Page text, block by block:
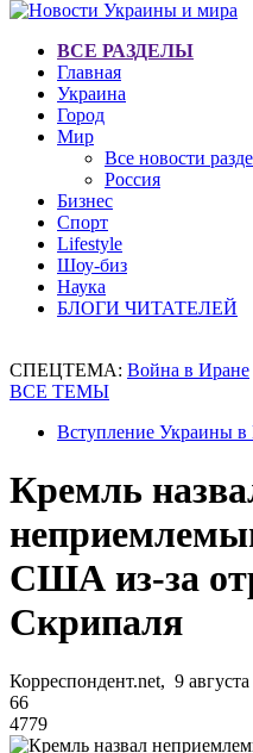
ВСЕ РАЗДЕЛЫ
Главная
Украина
Город
Мир
Все новости
Россия
Бизнес
Спорт
Lifestyle
Шоу-биз
Наука
БЛОГИ ЧИТАТЕЛЕЙ
СПЕЦТЕМА: Война в Иране
ВСЕ ТЕМЫ
Вступление Украины
Кремль
США из-за
Скрипаля
Корреспондент.net, 9
66
4779